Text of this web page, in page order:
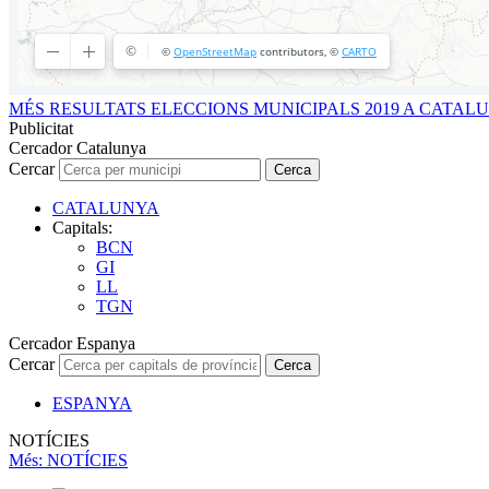
MÉS RESULTATS ELECCIONS MUNICIPALS 2019 A
Publicitat
Cercador Catalunya
Cercar
Cerca
CATALUNYA
Capitals:
BCN
GI
LL
TGN
Cercador Espanya
Cercar
Cerca
ESPANYA
NOTÍCIES
Més: NOTÍCIES